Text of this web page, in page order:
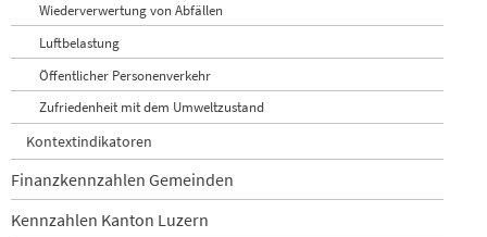
Wiederverwertung von Abfällen
Luftbelastung
Öffentlicher Personenverkehr
Zufriedenheit mit dem Umweltzustand
Kontextindikatoren
Finanzkennzahlen Gemeinden
Kennzahlen Kanton Luzern